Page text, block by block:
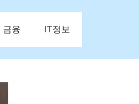
금융 IT정보